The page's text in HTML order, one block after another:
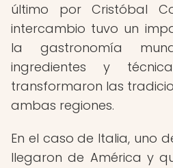
último por Cristóbal
intercambio tuvo un
la gastronomía
ingredientes y
transformaron las
ambas regiones.
En el caso de Italia, uno
llegaron de América y